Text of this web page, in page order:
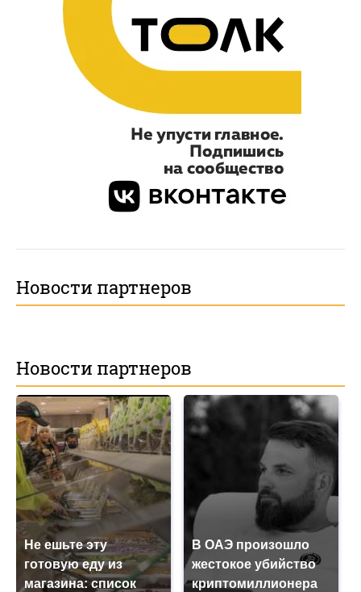
Новости партнеров
Новости партнеров
Не ешьте эту
готовую еду из
магазина: список
В ОАЭ произошло
жестокое убийство
криптомиллионера